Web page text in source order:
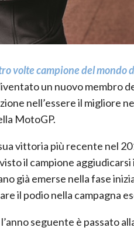
volte campione del mondo
un nuovo membro
nell’essere il migliore
MotoGP.
vittoria più recente nel
il campione
già emerse nella fase
il podio nella campagna
seguente è passato